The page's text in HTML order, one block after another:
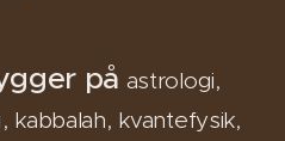
på astrologi,
kabbalah, kvantefysik,